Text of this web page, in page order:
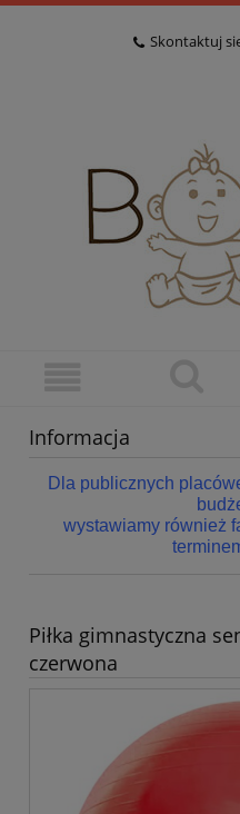
Skontaktuj
Informacja
Dla publicznych
wystawiamy również
Piłka gimnastyczna
czerwona